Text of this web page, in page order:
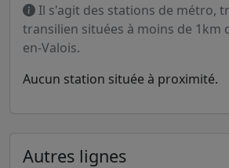
Il s'agit des stations de métro,
transilien situées à moins de 1km
en-Valois.
Aucun station située à proximité.
Autres lignes